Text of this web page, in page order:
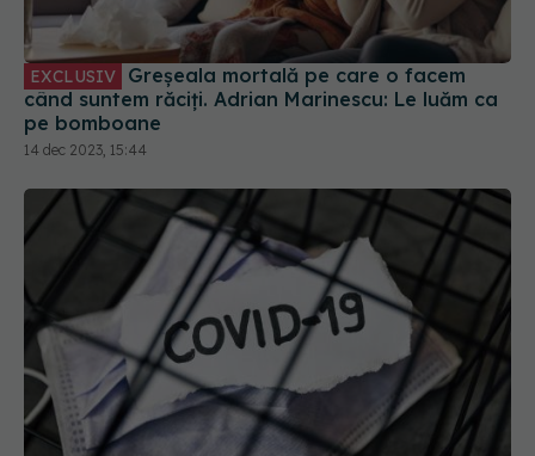
EXCLUSIV
când suntem răciți. Adrian Marinescu: Le luăm ca
pe bomboane
14 dec 2023, 15:44
Jumătate dintre pacienții cu COVID-19 dezvoltă
long-COVID